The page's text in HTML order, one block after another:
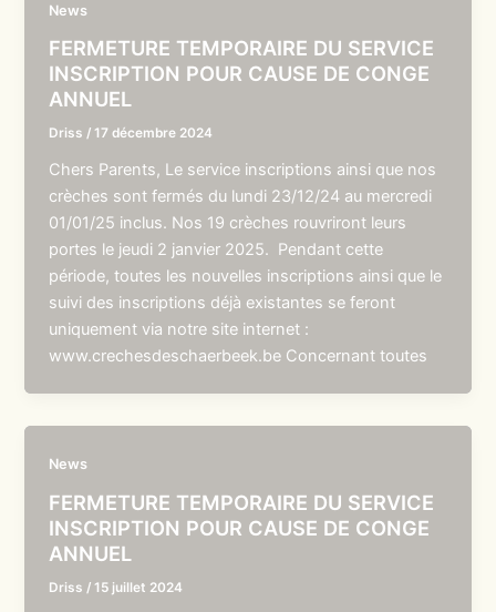
News
FERMETURE TEMPORAIRE DU SERVICE
INSCRIPTION POUR CAUSE DE CONGE
ANNUEL
Driss /17 décembre 2024
Chers Parents, Le service inscriptions ainsi que nos
crèches sont fermés du lundi 23/12/24 au mercredi
01/01/25 inclus. Nos 19 crèches rouvriront leurs
portes le jeudi 2 janvier 2025. Pendant cette
période, toutes les nouvelles inscriptions ainsi que le
suivi des inscriptions déjà existantes se feront
uniquement via notre site internet :
www.crechesdeschaerbeek.be Concernant toutes
News
FERMETURE TEMPORAIRE DU SERVICE
INSCRIPTION POUR CAUSE DE CONGE
ANNUEL
Driss /15 juillet 2024